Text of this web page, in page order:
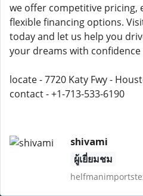
we offer competitive pricing,
flexible financing options.
today and let us help you
your dreams with confidence
locate - 7720 Katy Fwy -
contact - +1-713-533-6190
shivami
ผู้เยี่ยมชม